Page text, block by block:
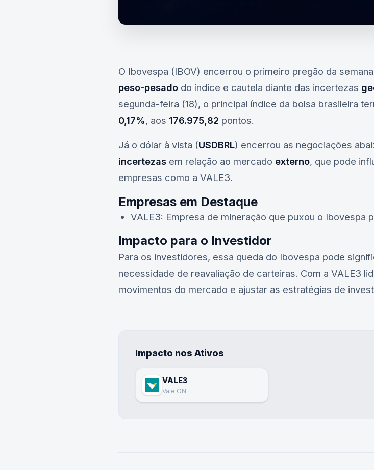
O Ibovespa (IBOV) encerrou o primeiro pregão da
peso-pesado do índice e cautela diante das incertezas
segunda-feira (18), o principal índice da bolsa brasileira
0,17%, aos 176.975,82 pontos.
Já o dólar à vista (USDBRL) encerrou as negociações
incertezas em relação ao mercado externo, que pode
empresas como a VALE3.
Empresas em Destaque
VALE3: Empresa de mineração que puxou o Ibovespa
Impacto para o Investidor
Para os investidores, essa queda do Ibovespa pode
necessidade de reavaliação de carteiras. Com a VALE3
movimentos do mercado e ajustar as estratégias de
Impacto nos Ativos
VALE3
Vale ON